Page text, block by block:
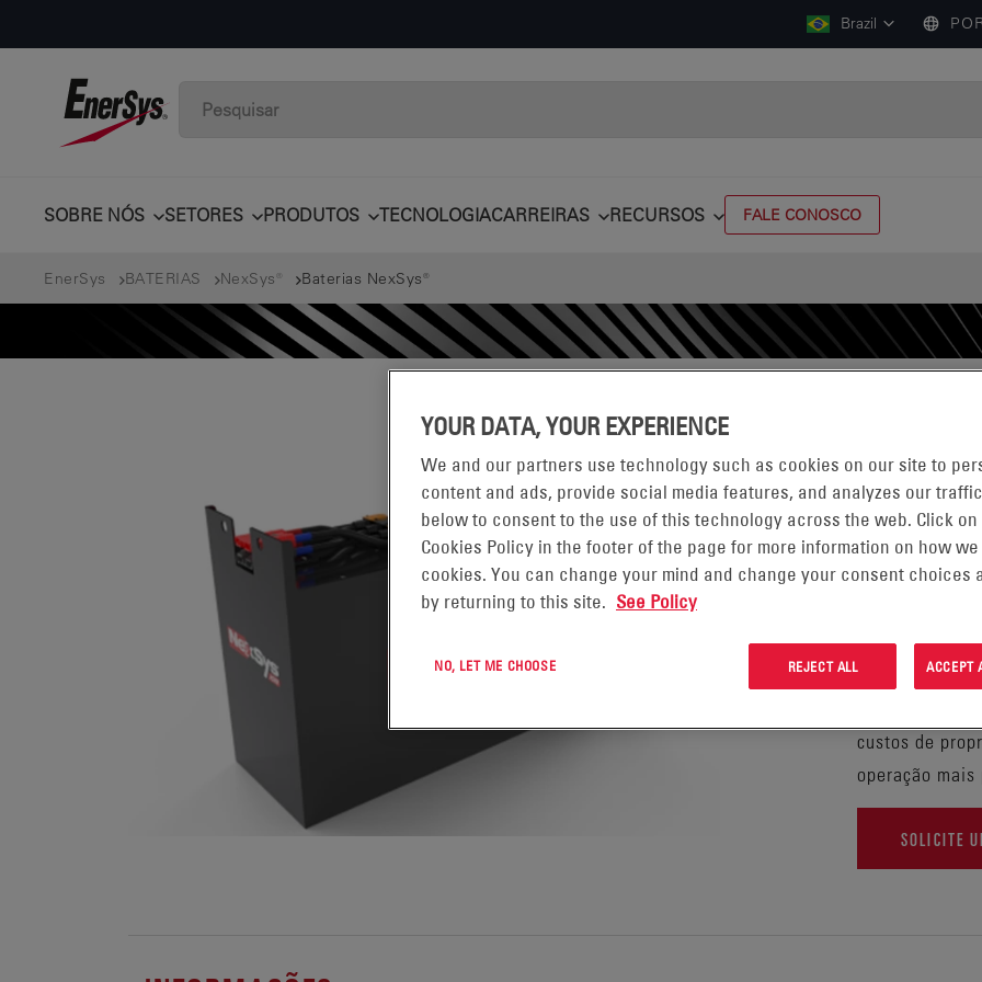
Brazil
SOBRE NÓS SETORES PRODUTOS TECNOLOGIACARREIRAS RECURSOS FALE CONOSCO
EnerSys BATERIAS NexSys® Baterias NexSys®
Construídas
segurança,
têm a
setor de
aplicações de
baixa
custos de
operação
SOLICITE
YOUR DATA, YOUR EXPERIENCE
We and our partners use technology such as cookies on our site to
content and ads, provide social media features, and analyzes our
below to consent to the use of this technology across the web. Click on
Cookies Policy in the footer of the page for more information on how we
cookies. You can change your mind and change your consent choices
by returning to this site. See Policy
NO, LET ME CHOOSE REJECT ALL ACCEPT